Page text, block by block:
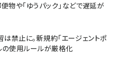
物や「ゆうパック」などで遅延が
禁止に。新規約「エージェントポ
の使用ルールが厳格化